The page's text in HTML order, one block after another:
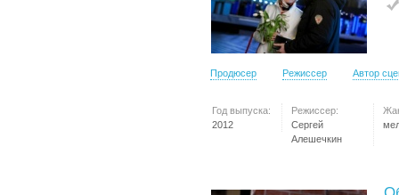
Продюсер Режиссер Автор
Год выпуска:
2012
Режиссер:
Сергей
Алешечкин